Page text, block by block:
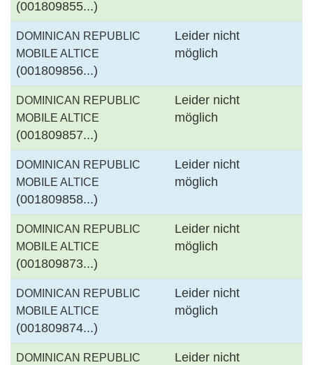
(001809855...)
DOMINICAN REPUBLIC
MOBILE ALTICE
(001809856...)
Leider nicht
möglich
DOMINICAN REPUBLIC
MOBILE ALTICE
(001809857...)
Leider nicht
möglich
DOMINICAN REPUBLIC
MOBILE ALTICE
(001809858...)
Leider nicht
möglich
DOMINICAN REPUBLIC
MOBILE ALTICE
(001809873...)
Leider nicht
möglich
DOMINICAN REPUBLIC
MOBILE ALTICE
(001809874...)
Leider nicht
möglich
DOMINICAN REPUBLIC
Leider nicht